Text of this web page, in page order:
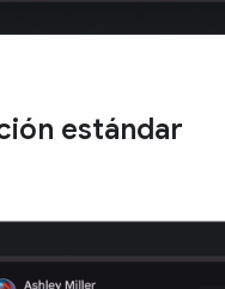
estándar